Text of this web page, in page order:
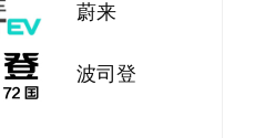
蔚来
波司登